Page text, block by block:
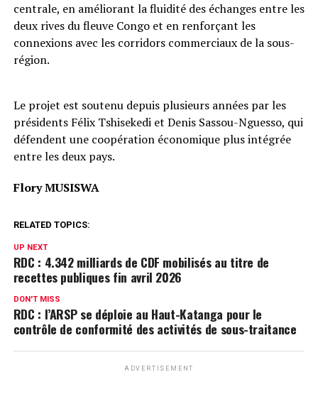
centrale, en améliorant la fluidité des échanges entre les
deux rives du fleuve Congo et en renforçant les
connexions avec les corridors commerciaux de la sous-
région.
Le projet est soutenu depuis plusieurs années par les
présidents Félix Tshisekedi et Denis Sassou-Nguesso, qui
défendent une coopération économique plus intégrée
entre les deux pays.
Flory MUSISWA
RELATED TOPICS:
UP NEXT
RDC : 4.342 milliards de CDF mobilisés au titre de
recettes publiques fin avril 2026
DON'T MISS
RDC : l’ARSP se déploie au Haut-Katanga pour le
contrôle de conformité des activités de sous-traitance
ADVERTISEMENT